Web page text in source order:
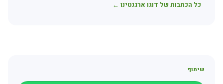
כל הכתבות של דוגו ארגנטינו ←
שיתוף